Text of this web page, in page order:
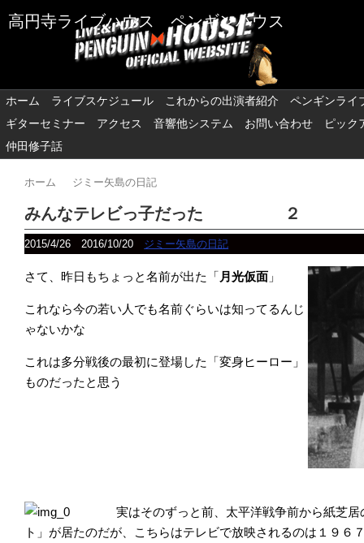
高円寺ライブハウス ペンギンハウス
ホーム ライブスケジュール これからの出演者紹介
ペンギンライ
ギターセミナー
アクセス 音響他システム お問い合わせ
ピック
仲田修子話
ホーム ジミー矢島の日記
みんなテレビっ子だった ２
2015/4/26 2016/10/20 ジミー矢島の日記
さて、昨日もちょっと名前が出た「 月光仮面 」
これなら今の若い人でも名前ぐらいは知ってるんじ
ゃないかな
これは多分戦後の最初に登場した「変身ヒーロー」
ものだったと思う
実はそのずっと前、太平洋戦争前から紙芝
ト」が居たのだが、こちらはテレビで放映されるのは１９６